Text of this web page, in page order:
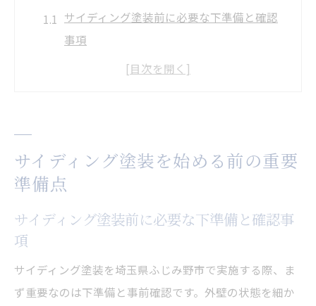
サイディング塗装前に必要な下準備と確認
事項
近隣挨拶でトラブル回避するサイディング
塗装資材選びで失敗しないサイディング塗
装の準備
塗装の基本
サイディング塗装を始める前の重要
準備点
サイディング塗装前に必要な下準備と確認事
項
サイディング塗装を埼玉県ふじみ野市で実施する際、ま
ず重要なのは下準備と事前確認です。外壁の状態を細か